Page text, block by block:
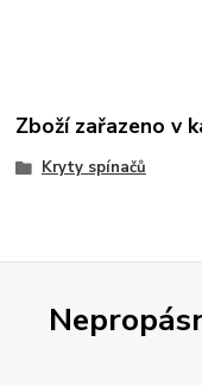
Zboží zařazeno v
Kryty spínačů